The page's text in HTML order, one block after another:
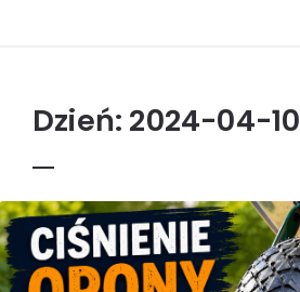
Dzień: 2024-04-10